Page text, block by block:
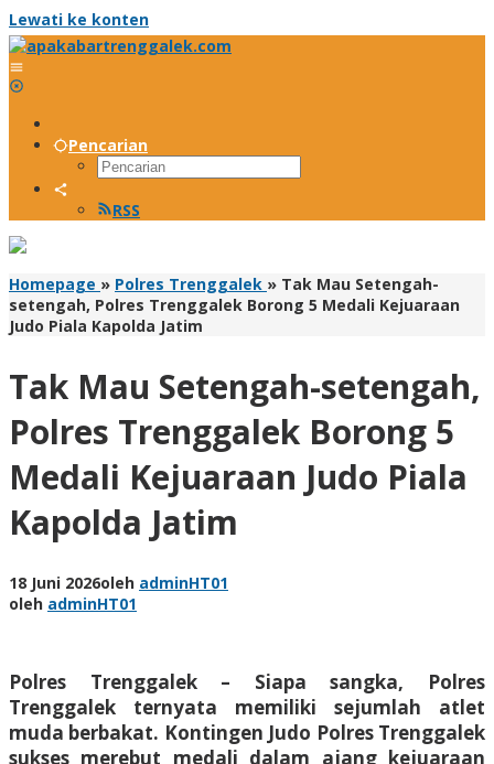
Lewati ke konten
Pencarian
RSS
Homepage » Polres Trenggalek » Tak Mau Setengah-
setengah, Polres Trenggalek Borong 5 Medali Kejuaraan
Judo Piala Kapolda Jatim
Tak Mau Setengah-setengah,
Polres Trenggalek Borong 5
Medali Kejuaraan Judo Piala
Kapolda Jatim
18 Juni 2026oleh adminHT01
oleh adminHT01
Polres Trenggalek – Siapa sangka, Polres
Trenggalek ternyata memiliki sejumlah atlet
muda berbakat. Kontingen Judo Polres Trenggalek
sukses merebut medali dalam ajang kejuaraan